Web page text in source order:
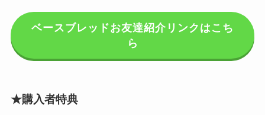
ベースブレッドお友達紹介リンクはこち
ら
★購入者特典